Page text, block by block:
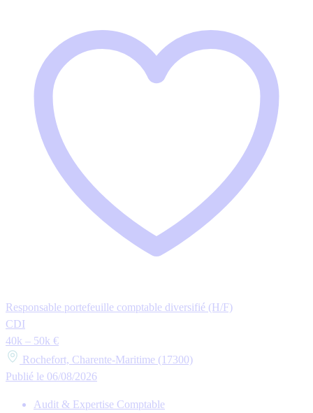
Responsable portefeuille comptable diversifié (H/F)
CDI
40k – 50k €
Rochefort, Charente-Maritime (17300)
Publié le 06/08/2026
Audit & Expertise Comptable